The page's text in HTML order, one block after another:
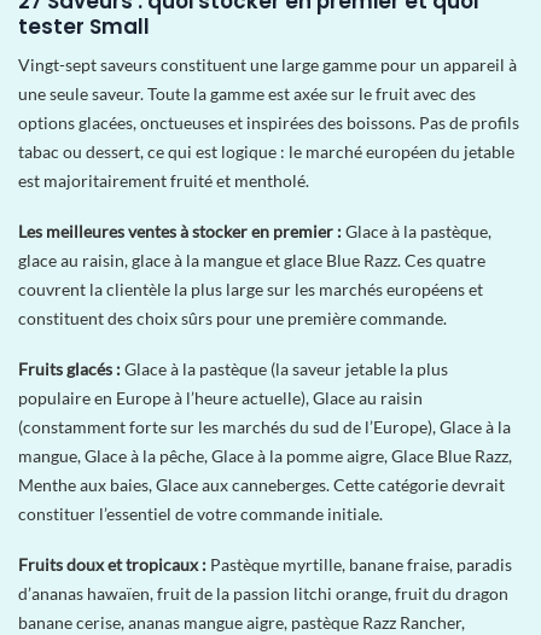
tester Small
Vingt-sept saveurs constituent une large gamme pour un appareil à
une seule saveur. Toute la gamme est axée sur le fruit avec des
options glacées, onctueuses et inspirées des boissons. Pas de profils
tabac ou dessert, ce qui est logique : le marché européen du jetable
est majoritairement fruité et mentholé.
Les meilleures ventes à stocker en premier :Glace à la pastèque,
glace au raisin, glace à la mangue et glace Blue Razz. Ces quatre
couvrent la clientèle la plus large sur les marchés européens et
constituent des choix sûrs pour une première commande.
Fruits glacés :Glace à la pastèque (la saveur jetable la plus
populaire en Europe à l’heure actuelle), Glace au raisin
(constamment forte sur les marchés du sud de l’Europe), Glace à la
mangue, Glace à la pêche, Glace à la pomme aigre, Glace Blue Razz,
Menthe aux baies, Glace aux canneberges. Cette catégorie devrait
constituer l’essentiel de votre commande initiale.
Fruits doux et tropicaux : Pastèque myrtille, banane fraise, paradis
d’ananas hawaïen, fruit de la passion litchi orange, fruit du dragon
banane cerise, ananas mangue aigre, pastèque Razz Rancher,